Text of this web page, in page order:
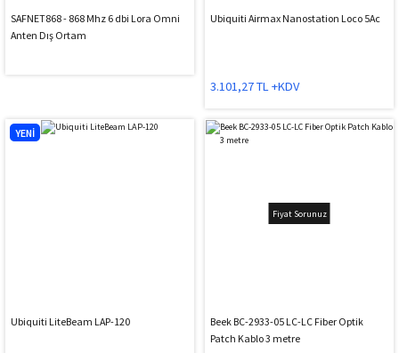
SAFNET868 - 868 Mhz 6 dbi Lora Omni
Anten Dış Ortam
Ubiquiti Airmax Nanostation Loco 5Ac
3.101,27 TL +KDV
YENİ
Ubiquiti LiteBeam LAP-120
Fiyat Sorunuz
Beek BC-2933-05 LC-LC Fiber Optik
Patch Kablo 3 metre